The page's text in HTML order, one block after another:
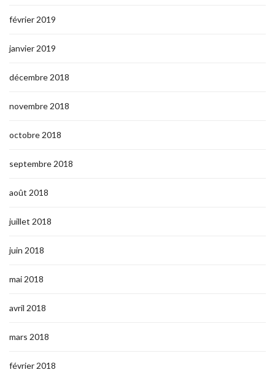
février 2019
janvier 2019
décembre 2018
novembre 2018
octobre 2018
septembre 2018
août 2018
juillet 2018
juin 2018
mai 2018
avril 2018
mars 2018
février 2018